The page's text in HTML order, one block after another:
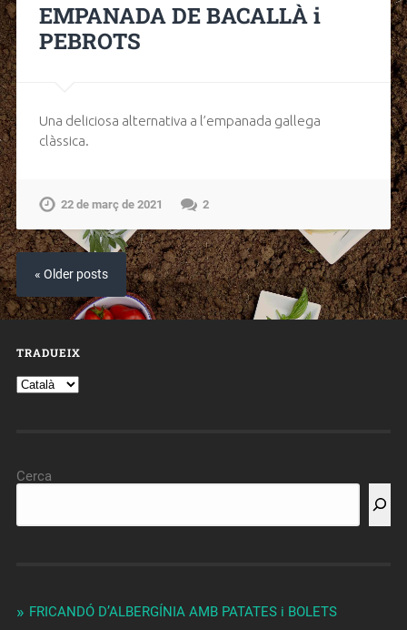
EMPANADA DE BACALLÀ i
PEBROTS
Una deliciosa alternativa a l’empanada gallega
clàssica.
22 de març de 2021 2
« Older posts
TRADUEIX
Cerca
FRICANDÓ D’ALBERGÍNIA AMB PATATES i BOLETS